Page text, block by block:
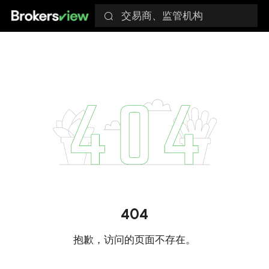
交易商、监管机构
404
抱歉，访问的页面不存在。